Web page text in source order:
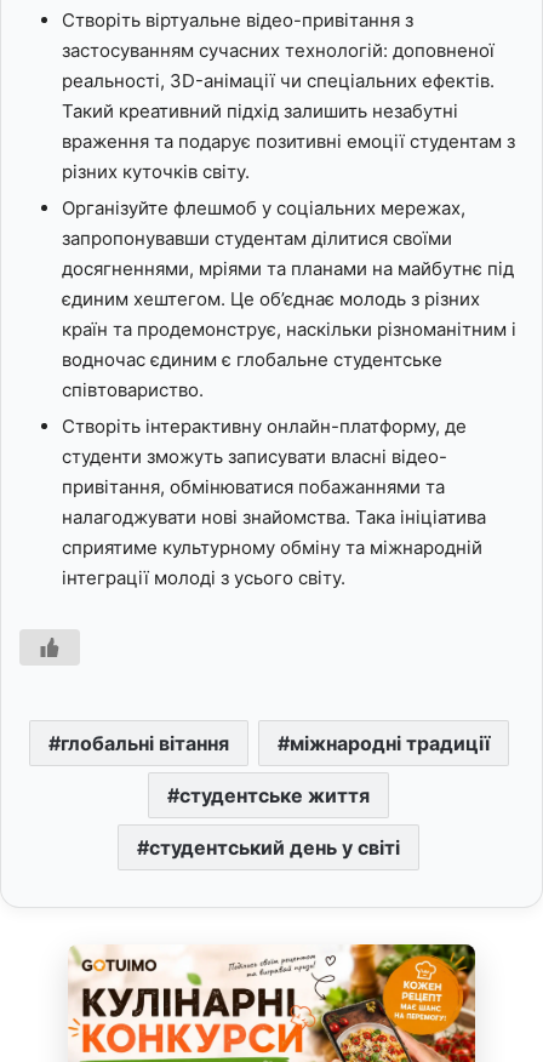
Створіть віртуальне відео-привітання з
застосуванням сучасних технологій: доповненої
реальності, 3D-анімації чи спеціальних ефектів.
Такий креативний підхід залишить незабутні
враження та подарує позитивні емоції студентам з
різних куточків світу.
Організуйте флешмоб у соціальних мережах,
запропонувавши студентам ділитися своїми
досягненнями, мріями та планами на майбутнє під
єдиним хештегом. Це об’єднає молодь з різних
країн та продемонструє, наскільки різноманітним і
водночас єдиним є глобальне студентське
співтовариство.
Створіть інтерактивну онлайн-платформу, де
студенти зможуть записувати власні відео-
привітання, обмінюватися побажаннями та
налагоджувати нові знайомства. Така ініціатива
сприятиме культурному обміну та міжнародній
інтеграції молоді з усього світу.
глобальні вітання міжнародні традиції
студентське життя
студентський день у світі